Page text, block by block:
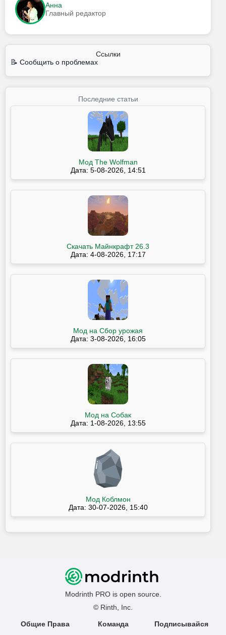
Анна
Главный редактор
Ссылки
📝 Сообщить о проблемах
Последние статьи
Мод The Wolfman
Дата: 5-08-2026, 14:51
Скачать Майнкрафт 26.3
Дата: 4-08-2026, 17:17
Мод на Сбор урожая
Дата: 3-08-2026, 16:05
Мод на Собак
Дата: 1-08-2026, 13:55
Мод Коблмон
Дата: 30-07-2026, 15:40
Modrinth PRO is open source.
© Rinth, Inc.
Общие Права
Команда
Подписывайся